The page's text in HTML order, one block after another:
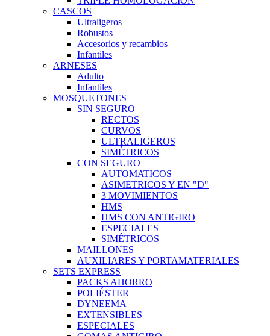
CASCOS
Ultraligeros
Robustos
Accesorios y recambios
Infantiles
ARNESES
Adulto
Infantiles
MOSQUETONES
SIN SEGURO
RECTOS
CURVOS
ULTRALIGEROS
SIMÉTRICOS
CON SEGURO
AUTOMATICOS
ASIMETRICOS Y EN "D"
3 MOVIMIENTOS
HMS
HMS CON ANTIGIRO
ESPECIALES
SIMÉTRICOS
MAILLONES
AUXILIARES Y PORTAMATERIALES
SETS EXPRESS
PACKS AHORRO
POLIÉSTER
DYNEEMA
EXTENSIBLES
ESPECIALES